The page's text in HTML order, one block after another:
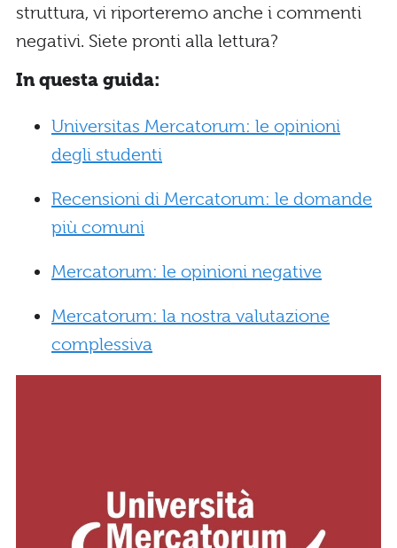
struttura, vi riporteremo anche i commenti
negativi. Siete pronti alla lettura?
In questa guida:
Universitas Mercatorum: le opinioni
degli studenti
Recensioni di Mercatorum: le domande
più comuni
Mercatorum: le opinioni negative
Mercatorum: la nostra valutazione
complessiva